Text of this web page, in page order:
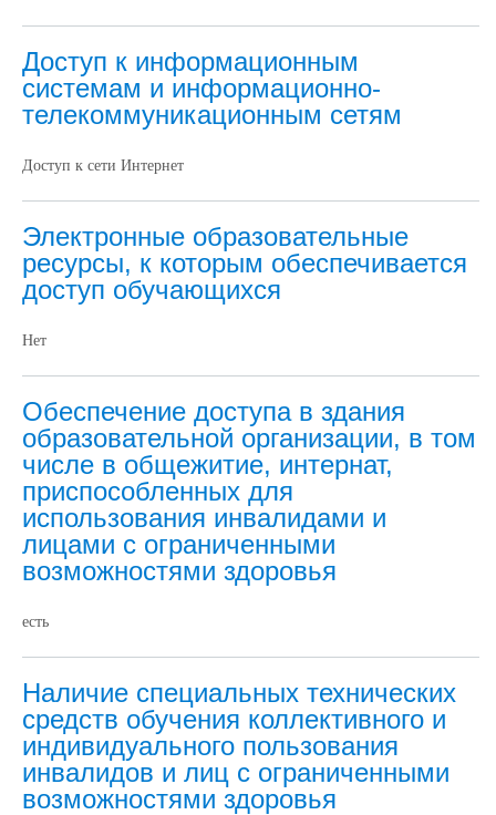
Доступ к информационным
системам и информационно-
телекоммуникационным сетям
Доступ к сети Интернет
Электронные образовательные
ресурсы, к которым обеспечивается
доступ обучающихся
Нет
Обеспечение доступа в здания
образовательной организации, в том
числе в общежитие, интернат,
приспособленных для
использования инвалидами и
лицами с ограниченными
возможностями здоровья
есть
Наличие специальных технических
средств обучения коллективного и
индивидуального пользования
инвалидов и лиц с ограниченными
возможностями здоровья